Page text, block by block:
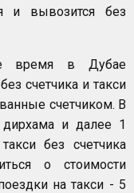
и вывозится без
время в Дубае
счетчика и такси
счетчиком. В
дирхама и далее 1
без счетчика
о стоимости
на такси - 5